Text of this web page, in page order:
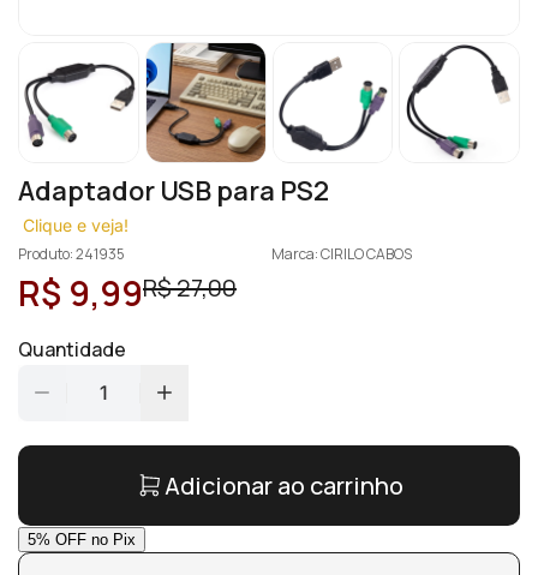
Adaptador USB para PS2
Clique e veja!
Produto: 241935
Marca: CIRILO CABOS
R$ 9,99R$ 27,00
Quantidade
1
Adicionar ao carrinho